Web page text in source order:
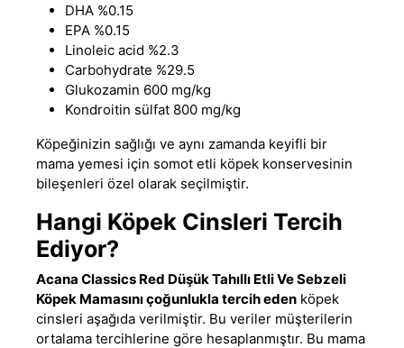
DHA %0.15
EPA %0.15
Linoleic acid %2.3
Carbohydrate %29.5
Glukozamin 600 mg/kg
Kondroitin sülfat 800 mg/kg
Köpeğinizin sağlığı ve aynı zamanda keyifli bir
mama yemesi için somot etli köpek konservesinin
bileşenleri özel olarak seçilmiştir.
Hangi Köpek Cinsleri Tercih
Ediyor?
Acana Classics Red Düşük Tahıllı Etli Ve Sebzeli
Köpek Mamasını çoğunlukla tercih eden köpek
cinsleri aşağıda verilmiştir. Bu veriler müşterilerin
ortalama tercihlerine göre hesaplanmıştır. Bu mama